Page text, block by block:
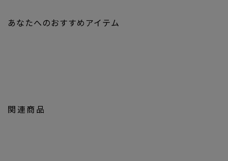
り、ささやかな高揚感を感じていただけるような”おしゃれ着”を
関連商品
あなたへのおすすめアイテム